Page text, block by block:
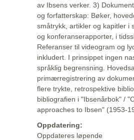
av Ibsens verker. 3)
og forfatterskap: Bøker,
småtrykk, artikler og kapitler i
og konferanserapporter, i
Referanser til videogram og
inkludert. I prinsippet ingen
språklig begrensning.
primærregistrering av
flere trykte, retrospektive
bibliografien i "Ibsenårbok" /
approaches to Ibsen" (1953-
Oppdatering:
Oppdateres løpende